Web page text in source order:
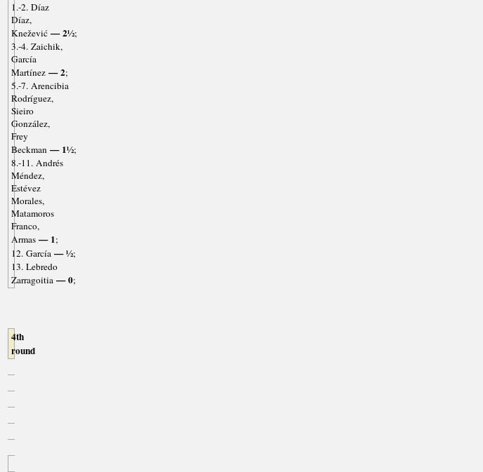
1.-2. Díaz
Díaz,
Knežević — 2½;
3.-4. Zaichik,
García
Martínez — 2;
5.-7. Arencibia
Rodríguez,
Sieiro
González,
Frey
Beckman — 1½;
8.-11. Andrés
Méndez,
Estévez
Morales,
Matamoros
Franco,
Armas — 1;
12. García — ½;
13. Lebredo
Zarragoitia — 0;
4th
round